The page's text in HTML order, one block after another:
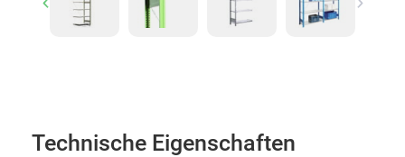
Previous Next
Technische Eigenschaften